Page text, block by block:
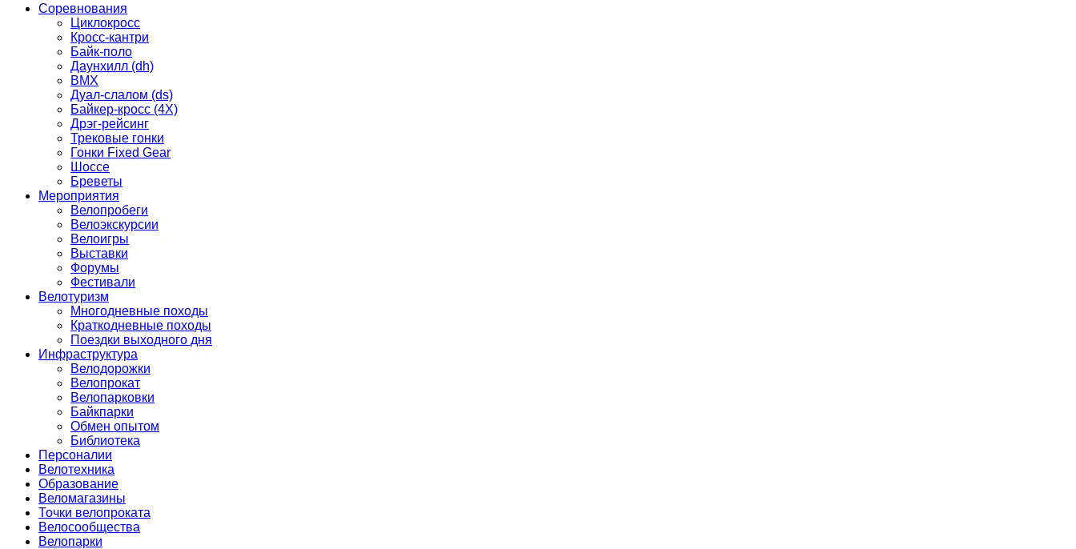
Соревнования
Циклокросс
Кросс-кантри
Байк-поло
Даунхилл (dh)
BMX
Дуал-слалом (ds)
Байкер-кросс (4Х)
Дрэг-рейсинг
Трековые гонки
Гонки Fixed Gear
Шоссе
Бреветы
Мероприятия
Велопробеги
Велоэкскурсии
Велоигры
Выставки
Форумы
Фестивали
Велотуризм
Многодневные походы
Краткодневные походы
Поездки выходного дня
Инфраструктура
Велодорожки
Велопрокат
Велопарковки
Байкпарки
Обмен опытом
Библиотека
Персоналии
Велотехника
Образование
Веломагазины
Точки велопроката
Велосообщества
Велопарки